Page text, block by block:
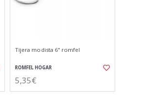
Tijera modista 6" romfel
ROMFEL HOGAR
5,35€